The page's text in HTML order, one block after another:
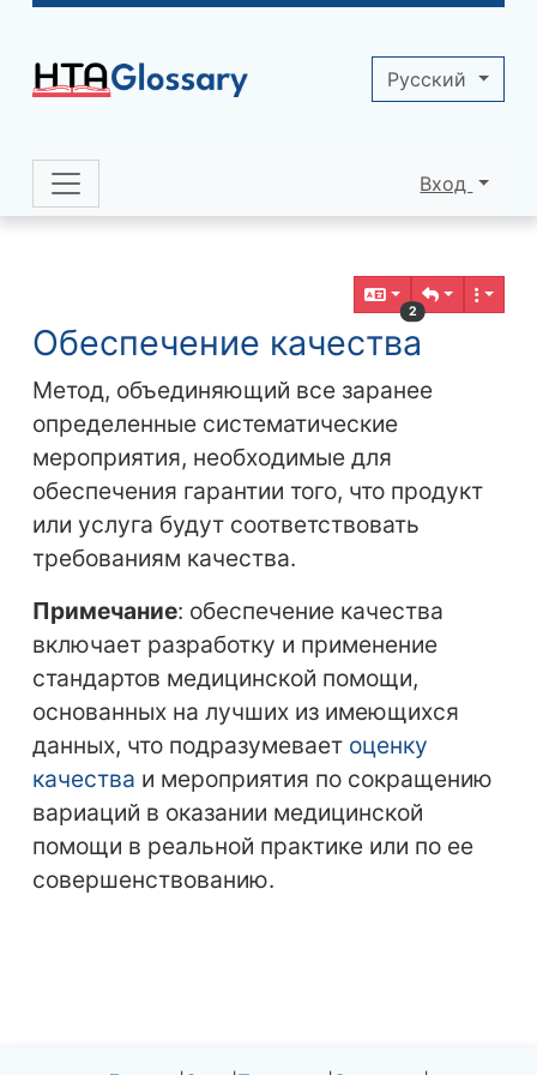
Navigation and related functionality
2
Обеспечение качества
Метод, объединяющий все заранее
определенные систематические
мероприятия, необходимые для
обеспечения гарантии того, что продукт
или услуга будут соответствовать
требованиям качества.
Примечание: обеспечение качества
включает разработку и применение
стандартов медицинской помощи,
основанных на лучших из имеющихся
данных, что подразумевает оценку
качества и мероприятия по сокращению
вариаций в оказании медицинской
помощи в реальной практике или по ее
совершенствованию.
Site identity, navigation, etc.
Вход
Pусский